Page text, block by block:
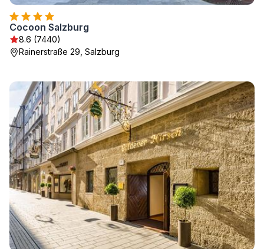
Cocoon Salzburg
8.6 (7440)
Rainerstraße 29, Salzburg